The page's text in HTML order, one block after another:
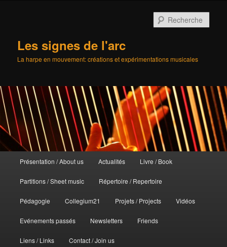
Les signes de l'arc
La harpe en mouvement: créations et expérimentations musicales
principal
Présentation / About us Actualités Livre / Book
Partitions / Sheet music Répertoire / Repertoire
Pédagogie Collegium21 Projets / Projects Vidéos
Evénements passés Newsletters Friends
Liens / Links Contact / Join us